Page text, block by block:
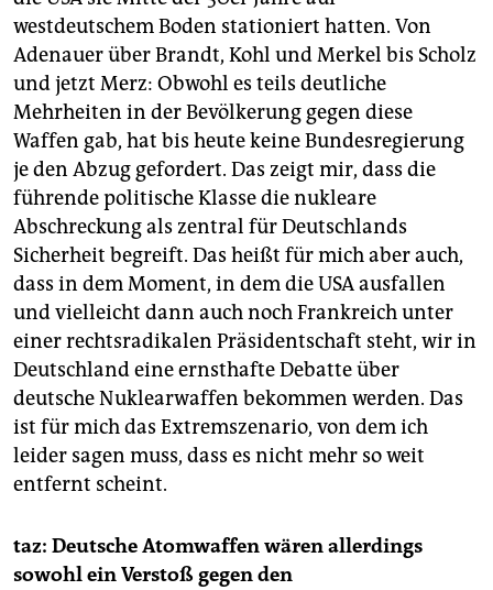
westdeutschem Boden stationiert hatten. Von
Adenauer über Brandt, Kohl und Merkel bis Scholz
und jetzt Merz: Obwohl es teils deutliche
Mehrheiten in der Bevölkerung gegen diese
Waffen gab, hat bis heute keine Bundesregierung
je den Abzug gefordert. Das zeigt mir, dass die
führende politische Klasse die nukleare
Abschreckung als zentral für Deutschlands
Sicherheit begreift. Das heißt für mich aber auch,
dass in dem Moment, in dem die USA ausfallen
und vielleicht dann auch noch Frankreich unter
einer rechtsradikalen Präsidentschaft steht, wir in
Deutschland eine ernsthafte Debatte über
deutsche Nuklearwaffen bekommen werden. Das
ist für mich das Extremszenario, von dem ich
leider sagen muss, dass es nicht mehr so weit
entfernt scheint.
taz: Deutsche Atomwaffen wären allerdings
sowohl ein Verstoß gegen den